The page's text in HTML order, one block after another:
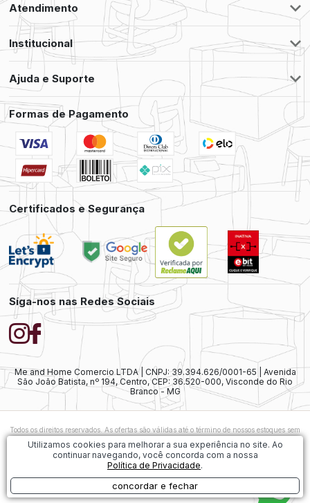
Atendimento
Institucional
Ajuda e Suporte
Formas de Pagamento
Certificados e Segurança
Síga-nos nas Redes Sociais
Me and Home Comercio LTDA | CNPJ: 39.394.626/0001-65 | Avenida
São João Batista, nº 194, Centro, CEP: 36.520-000, Visconde do Rio
Branco - MG
Todos os direitos reservados. As ofertas são válidas até o término de nossos estoques sem
prévio aviso. As vendas ainda estão sujeitas à análise e confirmação de dados.
exista alguma diferença nos preços ofertados, será considerado válido o preço do
Carrinho de Compras. As imagens dos produtos são meramente ilustrativas.
Utilizamos cookies para melhorar a sua experiência no site. Ao
continuar navegando, você concorda com a nossa
Política de Privacidade.
concordar e fechar